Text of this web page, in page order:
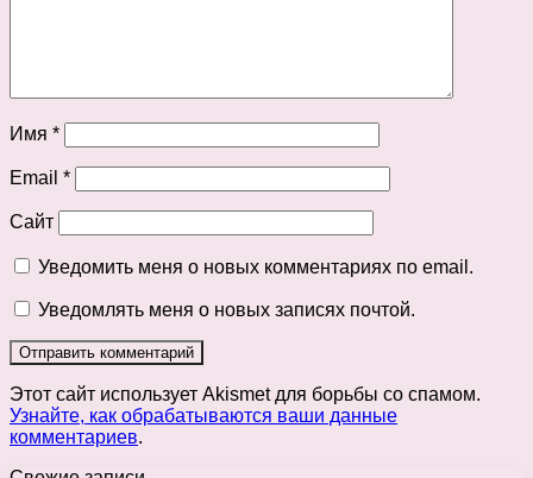
Имя *
Email *
Сайт
Уведомить меня о новых комментариях по email.
Уведомлять меня о новых записях почтой.
Этот сайт использует Akismet для борьбы со спамом.
Узнайте, как обрабатываются ваши данные
комментариев.